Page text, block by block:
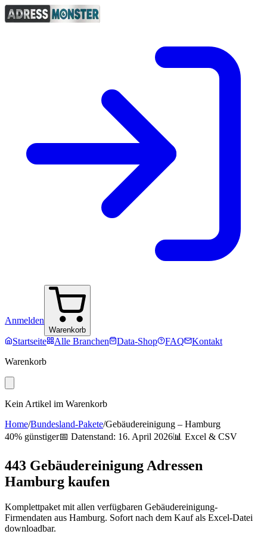
Anmelden
Warenkorb
Startseite Alle Branchen Data-Shop FAQ
Kontakt
Warenkorb
Kein Artikel im Warenkorb
Home/Bundesland-Pakete/Gebäudereinigung – Hamburg
40% günstiger📅 Datenstand: 16. April 2026📊 Excel & CSV
443 Gebäudereinigung Adressen
Hamburg kaufen
Komplettpaket mit allen verfügbaren Gebäudereinigung-
Firmendaten aus Hamburg. Sofort nach dem Kauf als Excel-Datei
downloadbar.